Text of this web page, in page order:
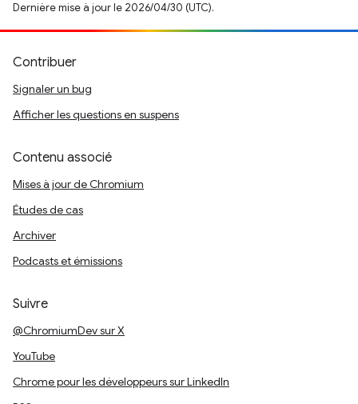
Dernière mise à jour le 2026/04/30 (UTC).
Contribuer
Signaler un bug
Afficher les questions en suspens
Contenu associé
Mises à jour de Chromium
Études de cas
Archiver
Podcasts et émissions
Suivre
@ChromiumDev sur X
YouTube
Chrome pour les développeurs sur LinkedIn